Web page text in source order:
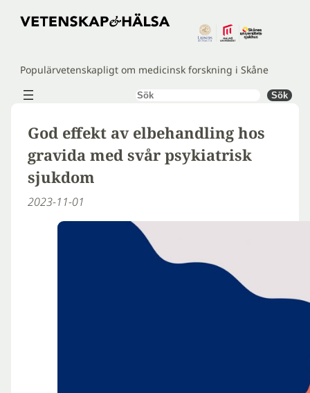
Hoppa
Populärvetenskapligt om medicinsk forskning i Skåne
Sök Sök
God effekt av elbehandling hos
gravida med svår psykiatrisk
sjukdom
2023-11-01